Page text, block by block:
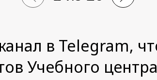
в Telegram,
Учебного центра